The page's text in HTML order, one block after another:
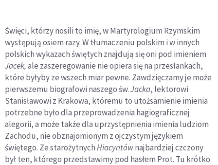
Święci, którzy nosili to imię, w Martyrologium Rzymskim
występują osiem razy. W tłumaczeniu polskim i w innych
polskich wykazach świętych znajdują się oni pod imieniem
Jacek,ale zaszeregowanie nie opiera się na przesłankach,
które byłyby ze wszech miar pewne. Zawdzięczamy je może
pierwszemu biografowi naszego św.Jacka, lektorowi
Stanisławowi z Krakowa, któremu to utożsamienie imienia
potrzebne było dla przeprowadzenia hagiograficznej
alegorii, a może także dla uprzystępnienia imienia ludziom
Zachodu, nie obznajomionym z ojczystym językiem
świętego. Ze starożytnychHiacyntównajbardziej czczony
był ten, którego przedstawimy pod hasłem Prot. Tu krótko